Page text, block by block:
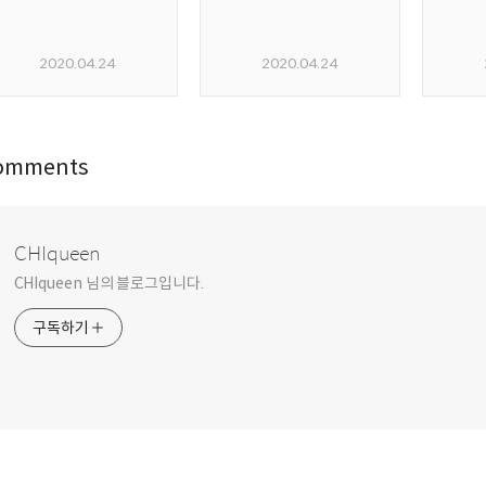
2020.04.24 2020.04.24
CHIqueen
CHIqueen 님의 블로그입니다.
구독하기